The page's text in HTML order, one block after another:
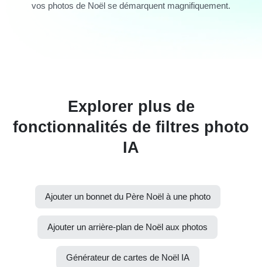
vos photos de Noël se démarquent magnifiquement.
Explorer plus de
fonctionnalités de filtres photo
IA
Ajouter un bonnet du Père Noël à une photo
Ajouter un arrière-plan de Noël aux photos
Générateur de cartes de Noël IA